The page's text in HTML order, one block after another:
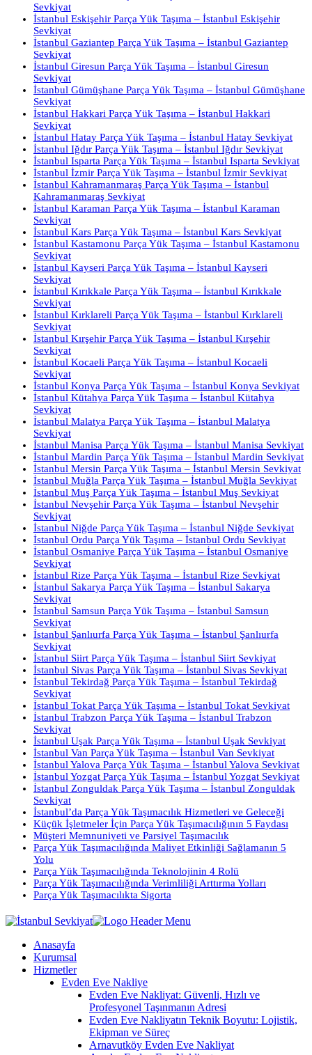
Sevkiyat
İstanbul Eskişehir Parça Yük Taşıma – İstanbul Eskişehir
Sevkiyat
İstanbul Gaziantep Parça Yük Taşıma – İstanbul Gaziantep
Sevkiyat
İstanbul Giresun Parça Yük Taşıma – İstanbul Giresun
Sevkiyat
İstanbul Gümüşhane Parça Yük Taşıma – İstanbul Gümüşhane
Sevkiyat
İstanbul Hakkari Parça Yük Taşıma – İstanbul Hakkari
Sevkiyat
İstanbul Hatay Parça Yük Taşıma – İstanbul Hatay Sevkiyat
İstanbul Iğdır Parça Yük Taşıma – İstanbul Iğdır Sevkiyat
İstanbul Isparta Parça Yük Taşıma – İstanbul Isparta Sevkiyat
İstanbul İzmir Parça Yük Taşıma – İstanbul İzmir Sevkiyat
İstanbul Kahramanmaraş Parça Yük Taşıma – İstanbul
Kahramanmaraş Sevkiyat
İstanbul Karaman Parça Yük Taşıma – İstanbul Karaman
Sevkiyat
İstanbul Kars Parça Yük Taşıma – İstanbul Kars Sevkiyat
İstanbul Kastamonu Parça Yük Taşıma – İstanbul Kastamonu
Sevkiyat
İstanbul Kayseri Parça Yük Taşıma – İstanbul Kayseri
Sevkiyat
İstanbul Kırıkkale Parça Yük Taşıma – İstanbul Kırıkkale
Sevkiyat
İstanbul Kırklareli Parça Yük Taşıma – İstanbul Kırklareli
Sevkiyat
İstanbul Kırşehir Parça Yük Taşıma – İstanbul Kırşehir
Sevkiyat
İstanbul Kocaeli Parça Yük Taşıma – İstanbul Kocaeli
Sevkiyat
İstanbul Konya Parça Yük Taşıma – İstanbul Konya Sevkiyat
İstanbul Kütahya Parça Yük Taşıma – İstanbul Kütahya
Sevkiyat
İstanbul Malatya Parça Yük Taşıma – İstanbul Malatya
Sevkiyat
İstanbul Manisa Parça Yük Taşıma – İstanbul Manisa Sevkiyat
İstanbul Mardin Parça Yük Taşıma – İstanbul Mardin Sevkiyat
İstanbul Mersin Parça Yük Taşıma – İstanbul Mersin Sevkiyat
İstanbul Muğla Parça Yük Taşıma – İstanbul Muğla Sevkiyat
İstanbul Muş Parça Yük Taşıma – İstanbul Muş Sevkiyat
İstanbul Nevşehir Parça Yük Taşıma – İstanbul Nevşehir
Sevkiyat
İstanbul Niğde Parça Yük Taşıma – İstanbul Niğde Sevkiyat
İstanbul Ordu Parça Yük Taşıma – İstanbul Ordu Sevkiyat
İstanbul Osmaniye Parça Yük Taşıma – İstanbul Osmaniye
Sevkiyat
İstanbul Rize Parça Yük Taşıma – İstanbul Rize Sevkiyat
İstanbul Sakarya Parça Yük Taşıma – İstanbul Sakarya
Sevkiyat
İstanbul Samsun Parça Yük Taşıma – İstanbul Samsun
Sevkiyat
İstanbul Şanlıurfa Parça Yük Taşıma – İstanbul Şanlıurfa
Sevkiyat
İstanbul Siirt Parça Yük Taşıma – İstanbul Siirt Sevkiyat
İstanbul Sivas Parça Yük Taşıma – İstanbul Sivas Sevkiyat
İstanbul Tekirdağ Parça Yük Taşıma – İstanbul Tekirdağ
Sevkiyat
İstanbul Tokat Parça Yük Taşıma – İstanbul Tokat Sevkiyat
İstanbul Trabzon Parça Yük Taşıma – İstanbul Trabzon
Sevkiyat
İstanbul Uşak Parça Yük Taşıma – İstanbul Uşak Sevkiyat
İstanbul Van Parça Yük Taşıma – İstanbul Van Sevkiyat
İstanbul Yalova Parça Yük Taşıma – İstanbul Yalova Sevkiyat
İstanbul Yozgat Parça Yük Taşıma – İstanbul Yozgat Sevkiyat
İstanbul Zonguldak Parça Yük Taşıma – İstanbul Zonguldak
Sevkiyat
İstanbul’da Parça Yük Taşımacılık Hizmetleri ve Geleceği
Küçük İşletmeler İçin Parça Yük Taşımacılığının 5 Faydası
Müşteri Memnuniyeti ve Parsiyel Taşımacılık
Parça Yük Taşımacılığında Maliyet Etkinliği Sağlamanın 5
Yolu
Parça Yük Taşımacılığında Teknolojinin 4 Rolü
Parça Yük Taşımacılığında Verimliliği Arttırma Yolları
Parça Yük Taşımacılıkta Sigorta
Anasayfa
Kurumsal
Hizmetler
Evden Eve Nakliye
Evden Eve Nakliyat: Güvenli, Hızlı ve
Profesyonel Taşınmanın Adresi
Evden Eve Nakliyatın Teknik Boyutu: Lojistik,
Ekipman ve Süreç
Arnavutköy Evden Eve Nakliyat